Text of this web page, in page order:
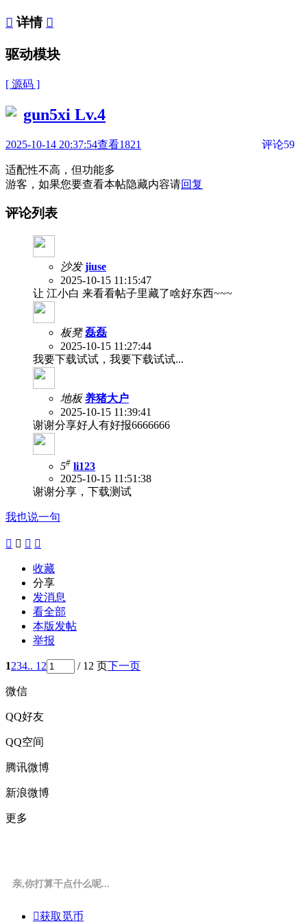
 详情 
驱动模块
[ 源码 ]
gun5xi Lv.4
2025-10-14 20:37:54查看1821 评论59
适配性不高，但功能多
游客，如果您要查看本帖隐藏内容请回复
评论列表
沙发 jiuse
2025-10-15 11:15:47
让 江小白 来看看帖子里藏了啥好东西~~~
板凳 磊磊
2025-10-15 11:27:44
我要下载试试，我要下载试试...
地板 养猪大户
2025-10-15 11:39:41
谢谢分享好人有好报6666666
5# li123
2025-10-15 11:51:38
谢谢分享，下载测试
我也说一句
   
收藏
分享
发消息
看全部
本版发帖
举报
1234.. 12 / 12 页下一页
微信
QQ好友
QQ空间
腾讯微博
新浪微博
更多
亲,你打算干点什么呢...
获取觅币